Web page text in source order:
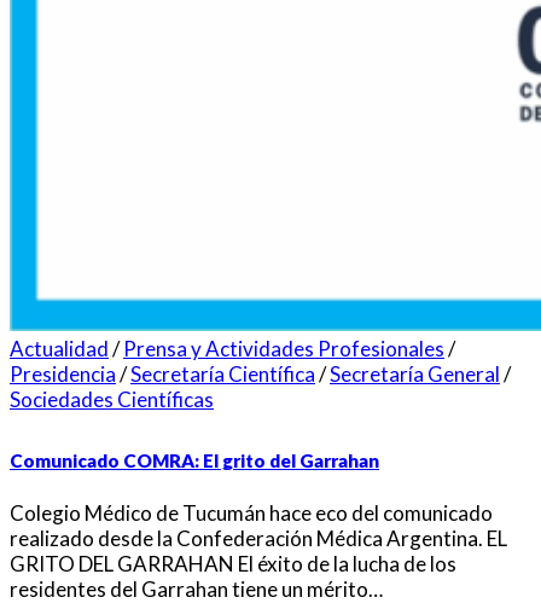
Actualidad/Prensa y Actividades Profesionales/
Presidencia/Secretaría Científica/Secretaría General/
Sociedades Científicas
Comunicado COMRA: El grito del Garrahan
Colegio Médico de Tucumán hace eco del comunicado
realizado desde la Confederación Médica Argentina. EL
GRITO DEL GARRAHAN El éxito de la lucha de los
residentes del Garrahan tiene un mérito…